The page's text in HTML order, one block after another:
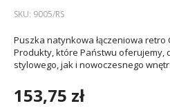
SKU: 9005/RS
Puszka natynkowa łączeniowa retro
Produkty, które Państwu oferujemy,
stylowego, jak i nowoczesnego
153,75 zł